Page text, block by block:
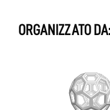
ORGANIZZATO DA: